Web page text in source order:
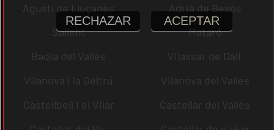
Agustí de Lluçanès
Adrià de Besòs
Sallent
Mataró
Badia del Vallès
Vilassar de Dalt
Vilanova i la Geltrú
Vilanova del Vallès
Castellbell i el Vilar
Castellar del Vallès
RECHAZAR ACEPTAR